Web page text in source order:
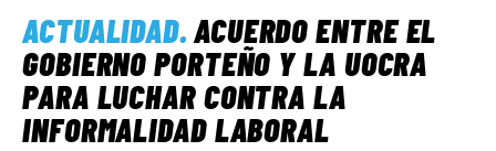
ACTUALIDAD.ACUERDO ENTRE EL
GOBIERNO PORTEÑO Y LA UOCRA
PARA LUCHAR CONTRA LA
INFORMALIDAD LABORAL